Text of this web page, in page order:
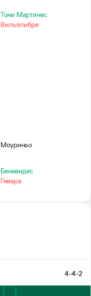
Тони Мартинес
Вильялибре
Моуриньо
Бенавидес
Гевара
4-4-2